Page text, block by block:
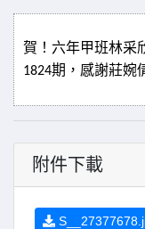
賀！六年甲班林采
1824期，感謝莊婉
附件下載